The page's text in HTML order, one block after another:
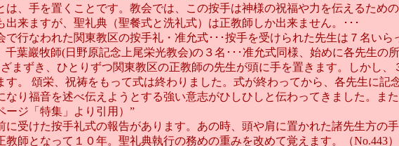
は、手を置くことです。教会では、この按手は神様の祝福や力を伝えるため
出来ますが、聖礼典（聖餐式と洗礼式）は正教師しか出来ません。･･･
行なわれた関東教区の按手礼・准允式･･･按手を受けられた先生は７名い
葉巖牧師(日野原記念上尾栄光教会)の３名･･･准允式同様、始めに各先生の
まずき、ひとりずつ関東教区の正教師の先生が頭に手を置きます。しかし
す。 頌栄、祝祷をもって式は終わりました。式が終わってから、各先生に
り福音を述べ伝えようとする強い意志がひしひしと伝わってきました。ま
ージ「特集」より引用）”
受けた按手礼式の報告があります。あの時、頭や肩に置かれた諸先生方の
師となって１０年。聖礼典執行の務めの重みを改めて覚えます。（No.443）